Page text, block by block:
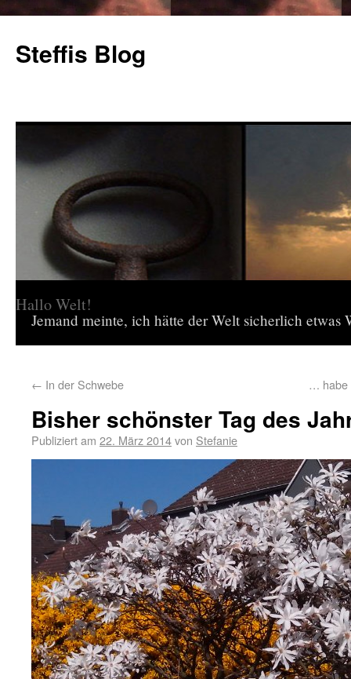
Steffis Blog
Hallo Welt!
Jemand meinte, ich hätte der Welt sicherlich
← In der Schwebe … habe
Bisher schönster Tag des
Publiziert am 22. März 2014von Stefanie